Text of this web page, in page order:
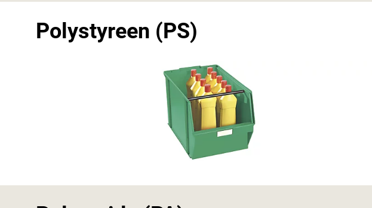
Polystyreen (PS)